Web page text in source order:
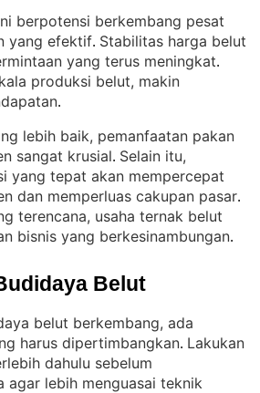
berpotensi berkembang pesat
yang efektif. Stabilitas harga belut
yang terus meningkat
produksi belut, makin
.
lebih baik, pemanfaatan pakan
sangat krusial. Selain itu,
yang tepat akan mempercepat
dan memperluas cakupan pasar
terencana, usaha ternak belut
bisnis yang berkesinambungan.
Belut
belut berkembang, ada
harus dipertimbangkan. Lakukan
dahulu sebelum
agar lebih menguasai teknik